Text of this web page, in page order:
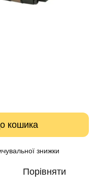
кошика
знижки
Порівняти